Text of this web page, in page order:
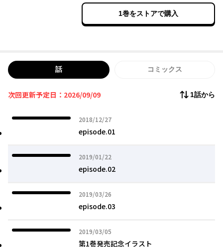
1巻をストアで購入
話 コミックス
次回更新予定日：2026/09/09 1話から
2018/12/27
2018年12月27日
episode.01
2019/01/22
2019年01月22日
episode.02
2019/03/26
2019年03月26日
episode.03
2019/03/05
2019年03月05日
第1巻発売記念イラスト